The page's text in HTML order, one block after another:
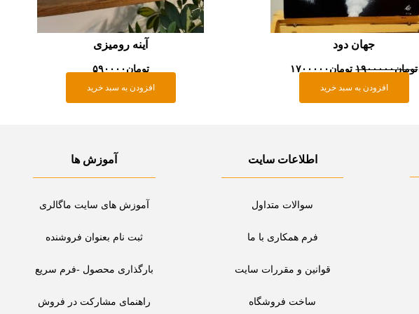
جهان دود
تومان۱۹۰۰۰۰۰ تومان۱۷۰۰۰۰۰
افزودن به سبد خرید
آینه رومیزی
تومان۵۹۰۰۰۰
افزودن به سبد خرید
اطلاعات سایت
سوالات متداول
فرم همکاری با ما
قوانین و مقررات سایت
ساخت فروشگاه
آموزش ها
آموزش های سایت ماگالری
ثبت نام بعنوان فروشنده
بارگذاری محصول -فرم سریع
راهنمای مشارکت در فروش